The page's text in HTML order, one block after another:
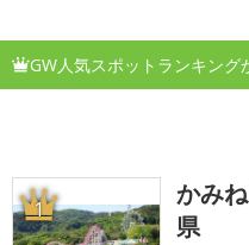
GW人気スポットランキング
1
かみ
県